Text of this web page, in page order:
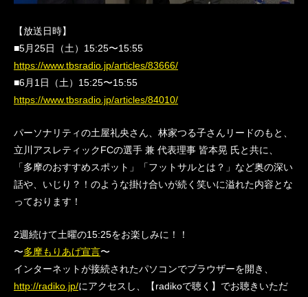
【放送日時】
■5月25日（土）15:25〜15:55
https://www.tbsradio.jp/articles/83666/
■6月1日（土）15:25〜15:55
https://www.tbsradio.jp/articles/84010/
パーソナリティの土屋礼央さん、林家つる子さんリードのもと、
立川アスレティックFCの選手 兼 代表理事 皆本晃 氏と共に、
「多摩のおすすめスポット」「フットサルとは？」など奥の深い
話や、いじり？！のような掛け合いが続く笑いに溢れた内容とな
っております！
2週続けて土曜の15:25をお楽しみに！！
〜多摩もりあげ宣言〜
インターネットが接続されたパソコンでブラウザーを開き、
http://radiko.jp/にアクセスし、【radikoで聴く】でお聴きいただ